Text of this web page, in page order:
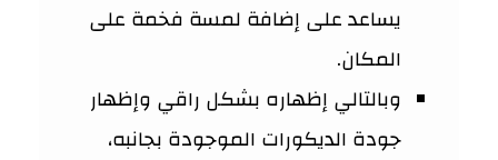
يساعد على إضافة لمسة فخمة على
المكان.
وبالتالي إظهاره بشكل راقي وإظهار
جودة الديكورات الموجودة بجانبه،